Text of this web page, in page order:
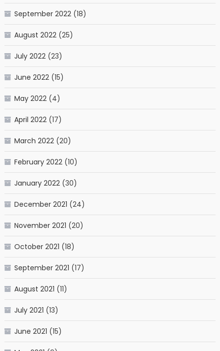
September 2022(18)
August 2022(25)
July 2022(23)
June 2022(15)
May 2022(4)
April 2022(17)
March 2022(20)
February 2022(10)
January 2022(30)
December 2021 (24)
November 2021 (20)
October 2021 (18)
September 2021 (17)
August 2021 (11)
July 2021 (13)
June 2021 (15)